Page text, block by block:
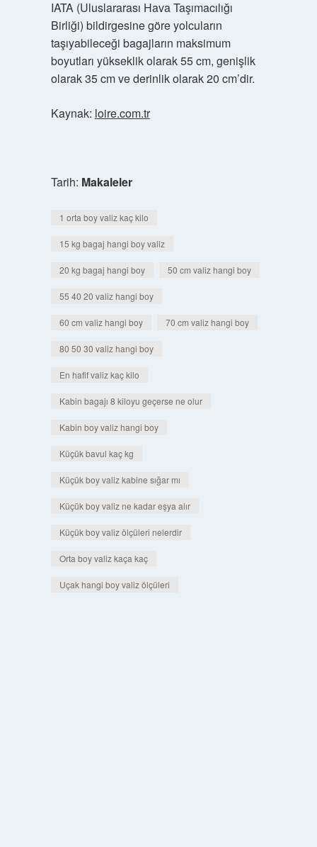
IATA (Uluslararası Hava Taşımacılığı
Birliği) bildirgesine göre yolcuların
taşıyabileceği bagajların maksimum
boyutları yükseklik olarak 55 cm, genişlik
olarak 35 cm ve derinlik olarak 20 cm’dir.
Kaynak: loire.com.tr
Tarih: Makaleler
1 orta boy valiz kaç kilo
15 kg bagaj hangi boy valiz
20 kg bagaj hangi boy 50 cm valiz hangi boy
55 40 20 valiz hangi boy
60 cm valiz hangi boy 70 cm valiz hangi boy
80 50 30 valiz hangi boy
En hafif valiz kaç kilo
Kabin bagajı 8 kiloyu geçerse ne olur
Kabin boy valiz hangi boy
Küçük bavul kaç kg
Küçük boy valiz kabine sığar mı
Küçük boy valiz ne kadar eşya alır
Küçük boy valiz ölçüleri nelerdir
Orta boy valiz kaça kaç
Uçak hangi boy valiz ölçüleri